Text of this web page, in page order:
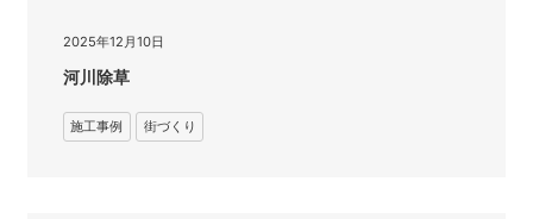
2025年12月10日
河川除草
施工事例 街づくり